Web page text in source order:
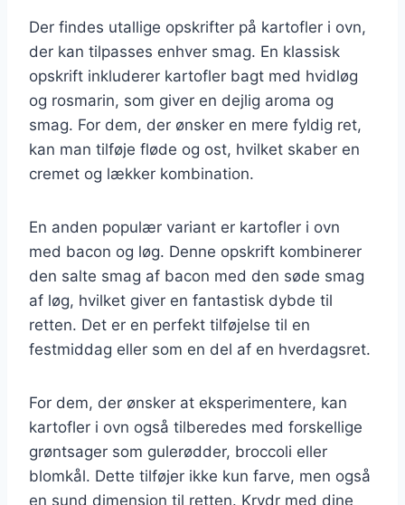
Der findes utallige opskrifter på kartofler i ovn,
der kan tilpasses enhver smag. En klassisk
opskrift inkluderer kartofler bagt med hvidløg
og rosmarin, som giver en dejlig aroma og
smag. For dem, der ønsker en mere fyldig ret,
kan man tilføje fløde og ost, hvilket skaber en
cremet og lækker kombination.
En anden populær variant er kartofler i ovn
med bacon og løg. Denne opskrift kombinerer
den salte smag af bacon med den søde smag
af løg, hvilket giver en fantastisk dybde til
retten. Det er en perfekt tilføjelse til en
festmiddag eller som en del af en hverdagsret.
For dem, der ønsker at eksperimentere, kan
kartofler i ovn også tilberedes med forskellige
grøntsager som gulerødder, broccoli eller
blomkål. Dette tilføjer ikke kun farve, men også
en sund dimension til retten. Krydr med dine